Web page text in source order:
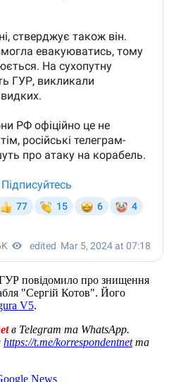
повідомило про знищення
"Сергій Котов". Його
V5.
в Telegram та WhatsApp.
https://t.me/korrespondentnetта
News